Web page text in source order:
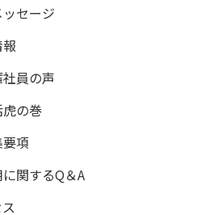
セージ
員の声
の巻
項
関するQ＆A